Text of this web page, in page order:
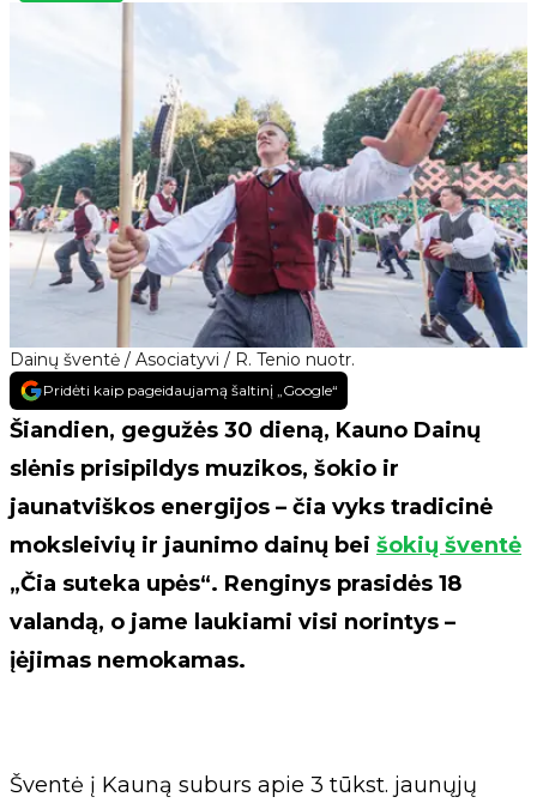
Dainų šventė / Asociatyvi / R. Tenio nuotr.
Pridėti kaip pageidaujamą šaltinį „Google“
Šiandien, gegužės 30 dieną, Kauno Dainų
slėnis prisipildys muzikos, šokio ir
jaunatviškos energijos – čia vyks tradicinė
moksleivių ir jaunimo dainų bei šokių šventė
„Čia suteka upės“. Renginys prasidės 18
valandą, o jame laukiami visi norintys –
įėjimas nemokamas.
Šventė į Kauną suburs apie 3 tūkst. jaunųjų